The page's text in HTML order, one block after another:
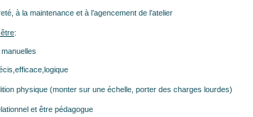
à la maintenance et à l’agencement de l’atelier
:
physique (monter sur une échelle, porter des charges lourdes)
et être pédagogue